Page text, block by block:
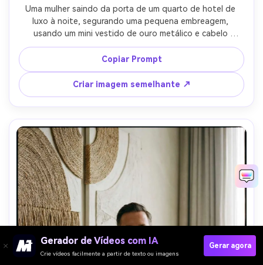
Uma mulher saindo da porta de um quarto de hotel de
luxo à noite, segurando uma pequena embreagem,
usando um mini vestido de ouro metálico e cabelo
elegante, luzes do corredor criando destaques
dramáticos, sombras cinematográficas, tirado em Canon
R6, 35mm, retrato de corpo inteiro, fotorealista, alto
contraste editorial Grau de cor- -ar 4:5
Copiar Prompt
Criar imagem semelhante ↗
Gerador de Vídeos com IA
Crie vídeos facilmente a partir de texto ou imagens
Gerar agora